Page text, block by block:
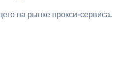
на рынке прокси-сервиса.